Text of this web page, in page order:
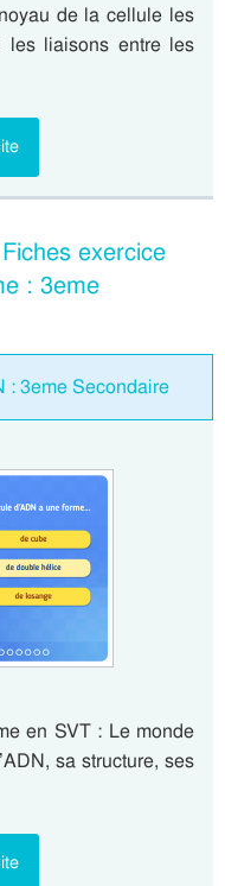
de la cellule les
les liaisons entre les
exercice
: 3eme
: 3eme Secondaire
en SVT : Le monde
sa structure, ses